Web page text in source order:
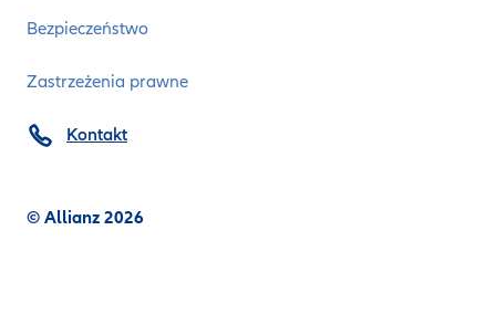
Bezpieczeństwo
Zastrzeżenia prawne
© Allianz 2026
Kontakt